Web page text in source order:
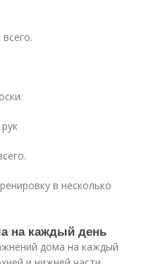
в несколько
на каждый день
дома на каждый